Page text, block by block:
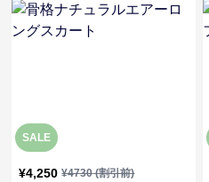
SALE
¥4,250 ¥4730(割引前)